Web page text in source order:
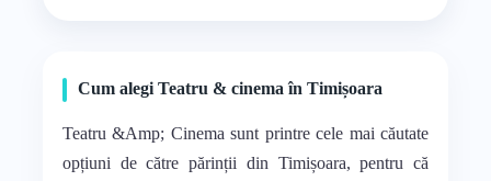
Cum alegi Teatru & cinema în Timișoara
Teatru &Amp; Cinema sunt printre cele mai căutate
opțiuni de către părinții din Timișoara, pentru că